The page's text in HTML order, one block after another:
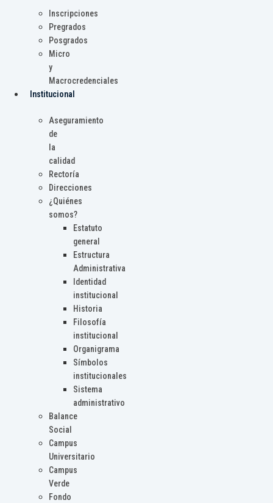
Inscripciones
Pregrados
Posgrados
Micro
y
Macrocredenciales
Institucional
Aseguramiento
de
la
calidad
Rectoría
Direcciones
¿Quiénes
somos?
Estatuto
general
Estructura
Administrativa
Identidad
institucional
Historia
Filosofía
institucional
Organigrama
Símbolos
institucionales
Sistema
administrativo
Balance
Social
Campus
Universitario
Campus
Verde
Fondo